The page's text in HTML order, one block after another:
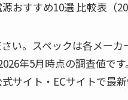
い。スペックは各メー
年5月時点の調査値で
サイト・ECサイトで最